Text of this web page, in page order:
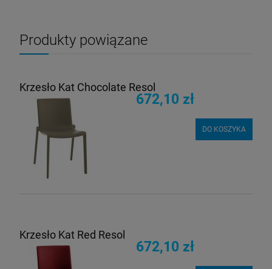
Produkty powiązane
Krzesło Kat Chocolate Resol
672,10 zł
DO KOSZYKA
Krzesło Kat Red Resol
672,10 zł